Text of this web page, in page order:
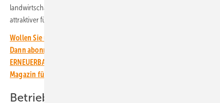
landwirtschaftlichen Betrieb eine finanzielle Stabilität, wodurch er
attraktiver für einen jungen Landwirt werde, betont Erich Merkle.
Wollen Sie über die Energiewende auf dem Laufenden bleiben?
Dann abonnieren Sie einfach den kostenlosen Newsletter von
ERNEUERBARE ENERGIEN – dem größten verbandsunabhängigen
Magazin für erneuerbare Energien in Deutschland!
Betriebe stellen sich modern auf